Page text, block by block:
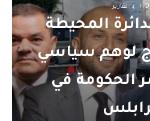
تقارير
المحيطة
لوهم سياسي
الحكومة في